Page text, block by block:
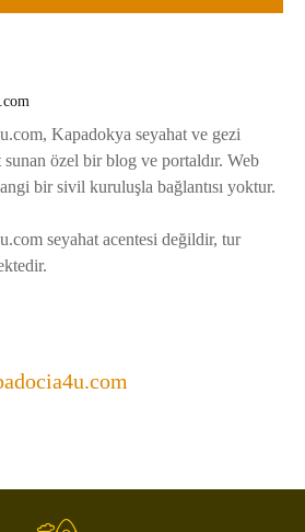
Kapadokya seyahat ve gezi
sunan özel bir blog ve portaldır. Web
bir sivil kuruluşla bağlantısı yoktur.
seyahat acentesi değildir, tur